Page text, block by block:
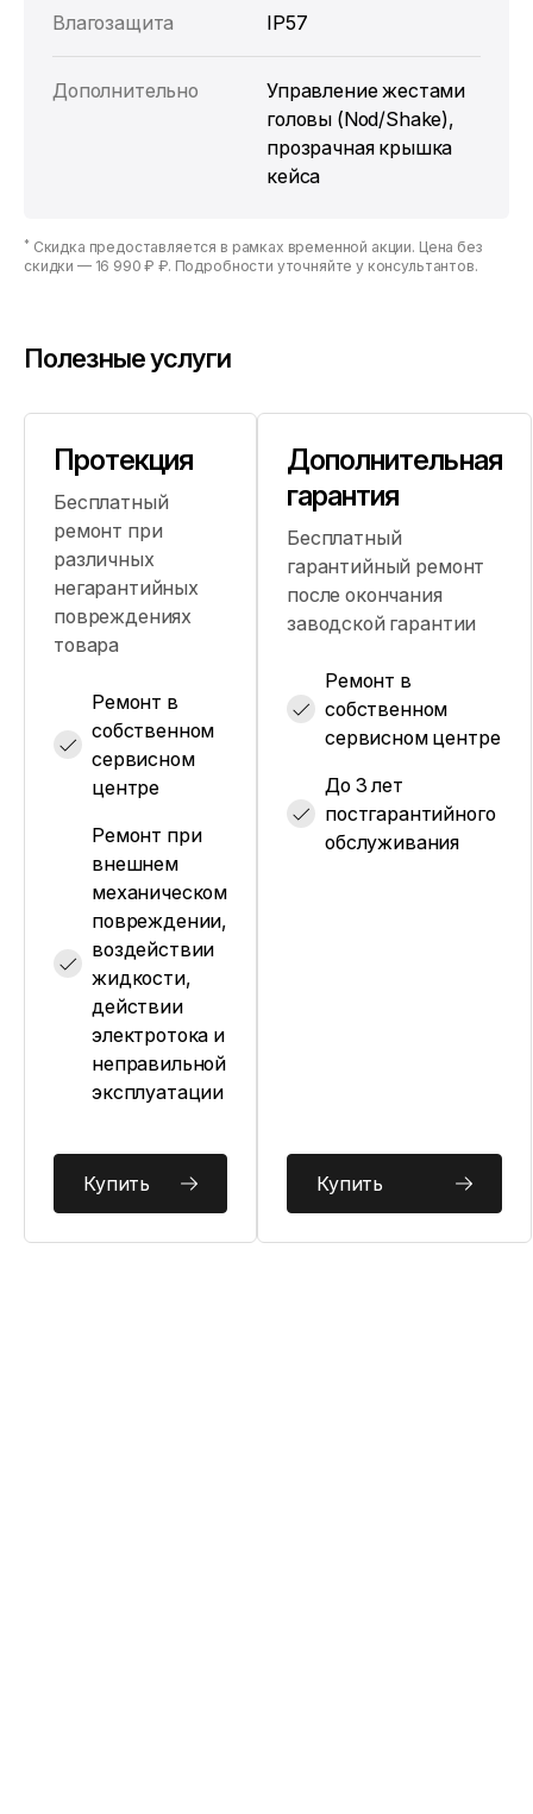
Влагозащита IP57
Дополнительно
Управление жестами
головы (Nod/Shake),
прозрачная крышка
кейса
* Скидка предоставляется в рамках временной акции. Цена без
скидки — 16 990 ₽ ₽. Подробности уточняйте у консультантов.
Полезные услуги
Протекция
Бесплатный
ремонт при
различных
негарантийных
повреждениях
товара
Ремонт в
собственном
сервисном
центре
Ремонт при
внешнем
механическом
повреждении,
воздействии
жидкости,
действии
электротока и
неправильной
эксплуатации
Купить
Дополнительная
гарантия
Бесплатный
гарантийный ремонт
после окончания
заводской гарантии
Ремонт в
собственном
сервисном центре
До 3 лет
постгарантийного
обслуживания
Купить